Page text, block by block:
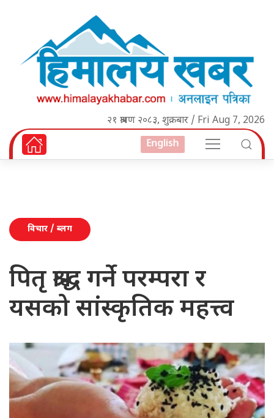
२१ श्रावण २०८३, शुक्रबार / Fri Aug 7, 2026
English
विचार / ब्लग
पितृ श्राद्ध गर्ने परम्परा र
यसको सांस्कृतिक महत्त्व